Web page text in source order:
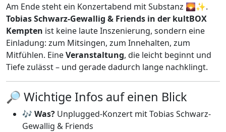
Am Ende steht ein Konzertabend mit Substanz 🌄✨.
Tobias Schwarz-Gewallig & Friends in der kultBOX
Kempten ist keine laute Inszenierung, sondern eine
Einladung: zum Mitsingen, zum Innehalten, zum
Mitfühlen. EineVeranstaltung, die leicht beginnt und
Tiefe zulässt – und gerade dadurch lange nachklingt.
🔎 Wichtige Infos auf einen Blick
🎶 Was? Unplugged-Konzert mit Tobias Schwarz-
Gewallig & Friends